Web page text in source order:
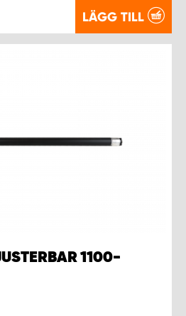
LÄGG TILL
1100-